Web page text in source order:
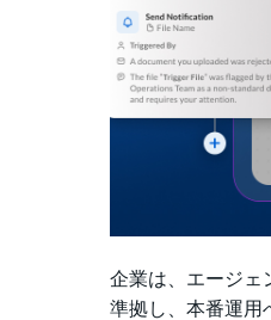
企業は、エージェ
準拠し、本番運用